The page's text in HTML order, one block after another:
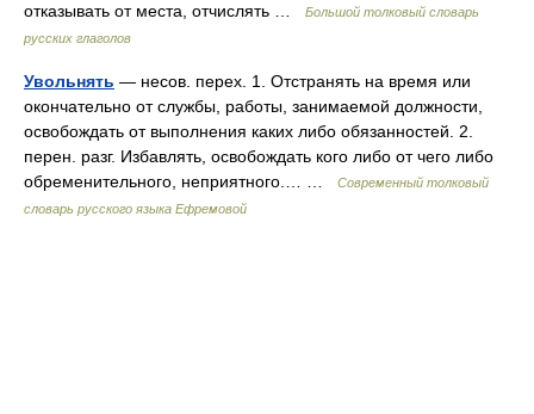
отказывать от места, отчислять …
Большой толковый словарь
русских глаголов
Увольнять — несов. перех. 1. Отстранять на время или
окончательно от службы, работы, занимаемой должности,
освобождать от выполнения каких либо обязанностей. 2.
перен. разг. Избавлять, освобождать кого либо от чего либо
обременительного, неприятного.… …
Современный толковый
словарь русского языка Ефремовой